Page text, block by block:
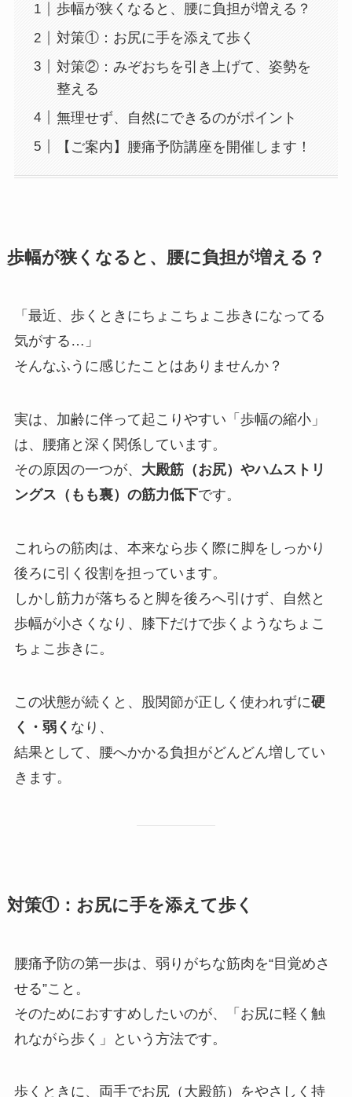
歩幅が狭くなると、腰に負担が増える？
対策①：お尻に手を添えて歩く
対策②：みぞおちを引き上げて、姿勢を
整える
無理せず、自然にできるのがポイント
【ご案内】腰痛予防講座を開催します！
歩幅が狭くなると、腰に負担が増える？
「最近、歩くときにちょこちょこ歩きになってる
気がする…」
そんなふうに感じたことはありませんか？
実は、加齢に伴って起こりやすい「歩幅の縮小」
は、腰痛と深く関係しています。
その原因の一つが、 大殿筋（お尻）やハムストリ
ングス（もも裏）の筋力低下です。
これらの筋肉は、本来なら歩く際に脚をしっかり
後ろに引く役割を担っています。
しかし筋力が落ちると脚を後ろへ引けず、自然と
歩幅が小さくなり、膝下だけで歩くようなちょこ
ちょこ歩きに。
この状態が続くと、股関節が正しく使われずに硬
く・弱く なり、
結果として、腰へかかる負担がどんどん増してい
きます。
対策①：お尻に手を添えて歩く
腰痛予防の第一歩は、弱りがちな筋肉を“目覚めさ
せる”こと。
そのためにおすすめしたいのが、「お尻に軽く触
れながら歩く」という方法です。
歩くときに、両手でお尻（大殿筋）をやさしく持